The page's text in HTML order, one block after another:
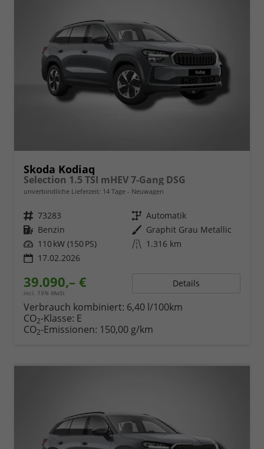
Skoda Kodiaq
Selection 1.5 TSI mHEV 7-Gang DSG
unverbindliche Lieferzeit: 14 Tage Neuwagen
Fahrzeugnr. 73283 Getriebe Automatik
Kraftstoff Benzin Außenfarbe Graphit Grau Metallic
Leistung 110 kW (150 PS) Kilometerstand 1.316 km
17.02.2026
39.090,– €
incl. 19% MwSt.
Details
Verbrauch kombiniert: 6,40 l/100km
CO2-Klasse: E
CO2-Emissionen: 150,00 g/km